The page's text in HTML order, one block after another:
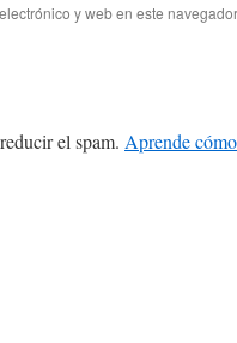
y web en este
el spam. Aprende